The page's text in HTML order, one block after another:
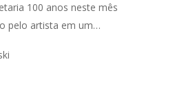
100 anos neste mês
pelo artista em um…